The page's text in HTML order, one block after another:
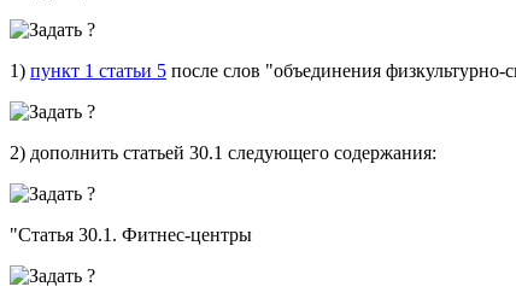
1) пункт 1 статьи 5 после слов "объединения
2) дополнить статьей 30.1 следующего содержания:
"Статья 30.1. Фитнес-центры